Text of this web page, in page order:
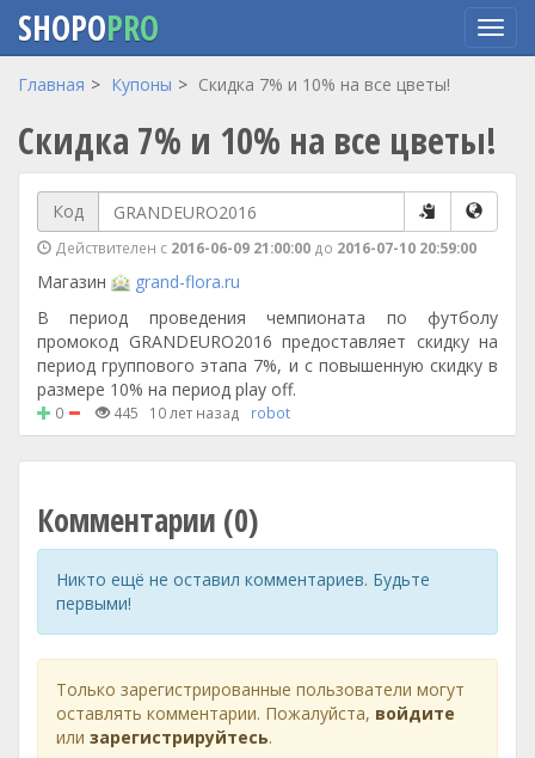
Перейти
основному
содержанию
SHOPOPRO
Главная Купоны Скидка 7% и 10% на все цветы!
Скидка 7% и 10% на все цветы!
Код
Действителен с 2016-06-09 21:00:00 до 2016-07-10 20:59:00
Магазин
grand-flora.ru
В период проведения чемпионата по футболу
промокод GRANDEURO2016 предоставляет скидку на
период группового этапа 7%, и с повышенную скидку в
размере 10% на период play off.
0 445 10 лет назад robot
Комментарии (0)
Никто ещё не оставил комментариев. Будьте
первыми!
Только зарегистрированные пользователи могут
оставлять комментарии. Пожалуйста, войдите
или зарегистрируйтесь.